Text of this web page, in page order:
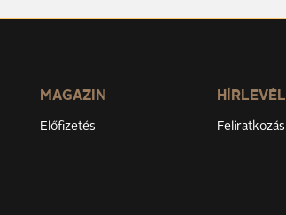
MAGAZIN
Előfizetés
HÍRLEVÉL
Feliratkozás